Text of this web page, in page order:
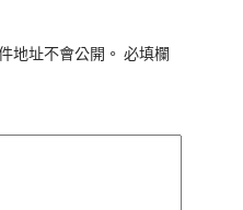
地址不會公開。 必填欄